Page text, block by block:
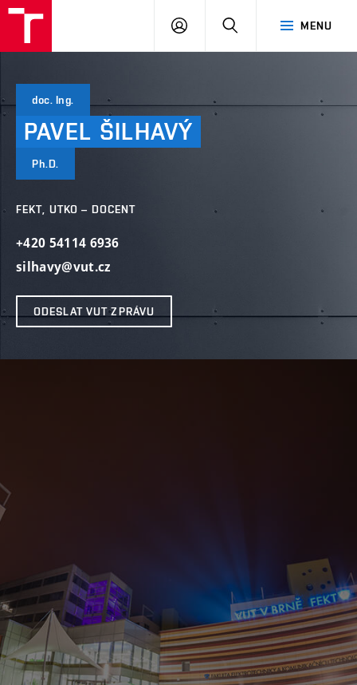
MENU
PŘIHLÁSIT
doc. Ing.
PAVEL ŠILHAVÝ
Ph.D.
FEKT, UTKO – DOCENT
+420 54114 6936
silhavy@vut.cz
ODESLAT VUT ZPRÁVU